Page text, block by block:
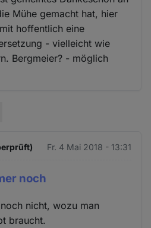
Mühe gemacht hat, hier
hoffentlich eine
- vielleicht wie
Bergmeier? - möglich
Fr. 4 Mai 2018 - 13:31
noch
nicht, wozu man
braucht.